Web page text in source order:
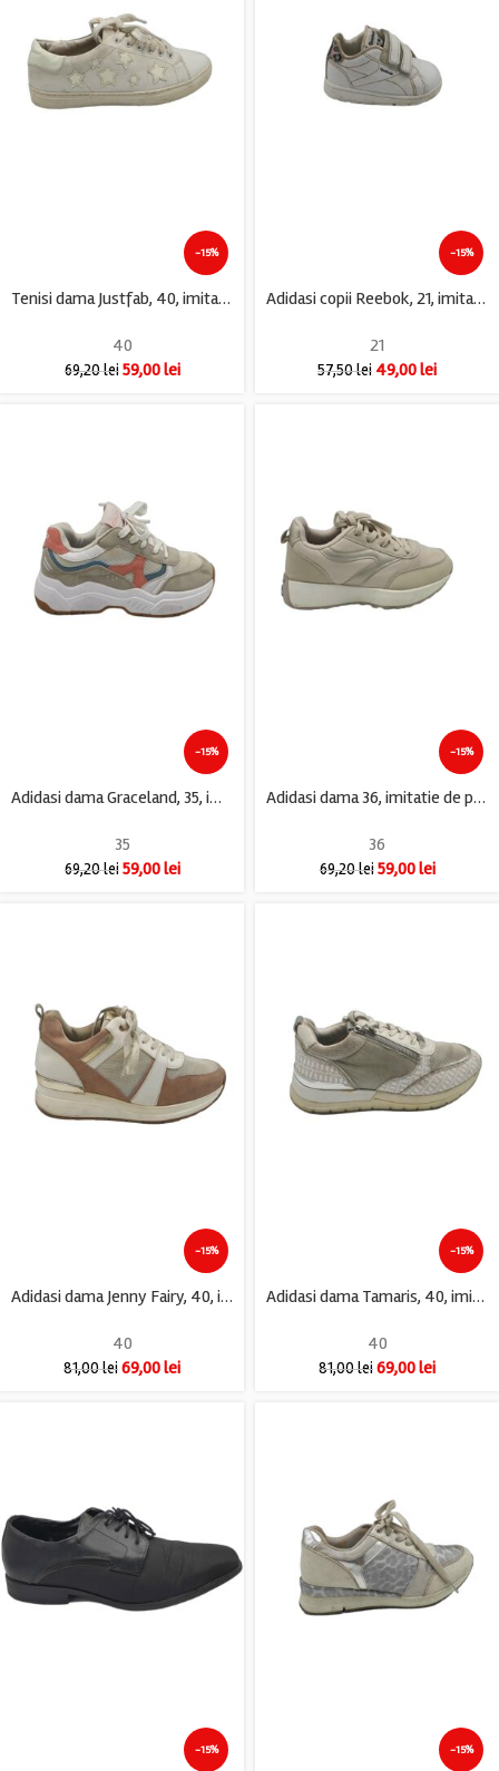
-15%
Tenisi dama Justfab, 40, imitatie de piele, alb
40
69,20lei 59,00lei
-15%
Adidasi copii Reebok, 21, imitatie de piele, alb
21
57,50lei 49,00lei
-15%
Adidasi dama Graceland, 35, imitatie de piele, material textil, gri
35
69,20lei 59,00lei
-15%
Adidasi dama 36, imitatie de piele, material textil, gri
36
69,20lei 59,00lei
-15%
Adidasi dama Jenny Fairy, 40, imitatie de piele, material textil, alb maro
40
81,00lei69,00lei
-15%
Adidasi dama Tamaris, 40, imitatie de piele, material textil, alb gri
40
81,00lei69,00lei
-15% -15%